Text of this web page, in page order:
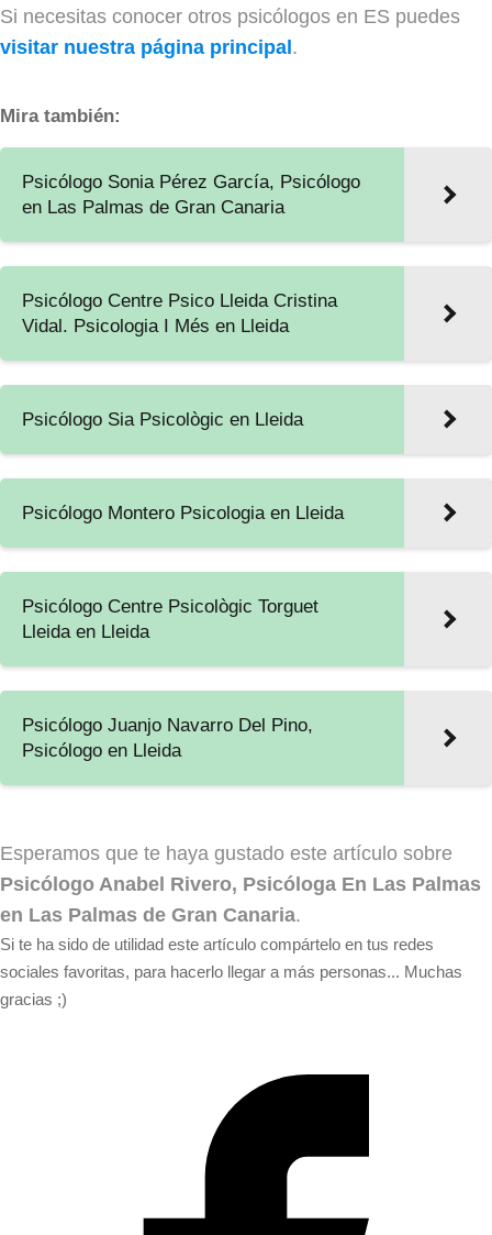
Si necesitas conocer otros psicólogos en ES puedes
visitar nuestra página principal.
Mira también:
Psicólogo Sonia Pérez García, Psicólogo
en Las Palmas de Gran Canaria
Psicólogo Centre Psico Lleida Cristina
Vidal. Psicologia I Més en Lleida
Psicólogo Sia Psicològic en Lleida
Psicólogo Montero Psicologia en Lleida
Psicólogo Centre Psicològic Torguet
Lleida en Lleida
Psicólogo Juanjo Navarro Del Pino,
Psicólogo en Lleida
Esperamos que te haya gustado este artículo sobre
Psicólogo Anabel Rivero, Psicóloga En Las Palmas
en Las Palmas de Gran Canaria.
Si te ha sido de utilidad este artículo compártelo en tus redes
sociales favoritas, para hacerlo llegar a más personas... Muchas
gracias ;)